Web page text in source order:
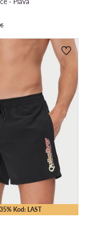
Kod: LAST